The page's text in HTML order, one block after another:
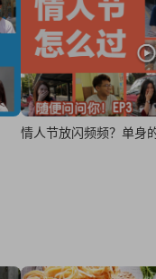
情人节放闪频频？单